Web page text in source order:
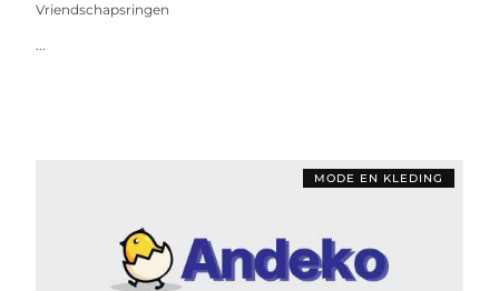
Vriendschapsringen
...
MODE EN KLEDING